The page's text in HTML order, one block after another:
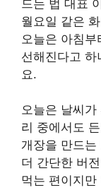
월요일 같은
오늘은 아침
선해진다고 하
요.
오늘은 날씨
리 중에서도
개장을 만드
더 간단한 버
먹는 편이지